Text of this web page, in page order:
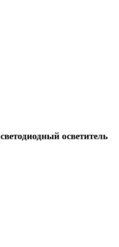
осветитель